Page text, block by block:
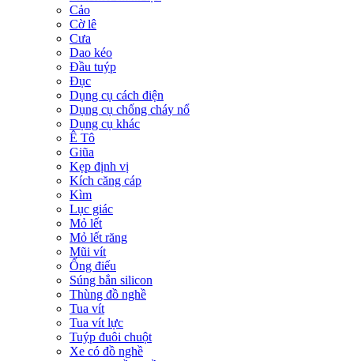
Cảo
Cờ lê
Cưa
Dao kéo
Đầu tuýp
Đục
Dụng cụ cách điện
Dụng cụ chống cháy nổ
Dụng cụ khác
Ê Tô
Giũa
Kẹp định vị
Kích căng cáp
Kìm
Lục giác
Mỏ lết
Mỏ lết răng
Mũi vít
Ống điếu
Súng bắn silicon
Thùng đồ nghề
Tua vít
Tua vít lực
Tuýp đuôi chuột
Xe có đồ nghề